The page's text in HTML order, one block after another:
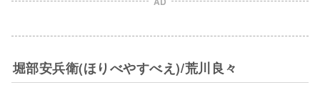
堀部安兵衛(ほりべやすべえ)/荒川良々